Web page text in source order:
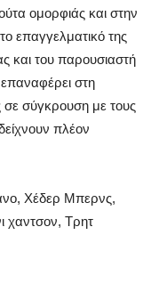
ομορφιάς και στην
επαγγελματικό της
και του παρουσιαστή
στη
σύγκρουση με τους
πλέον
Χέδερ Μπερνς,
χαντσον, Τρητ